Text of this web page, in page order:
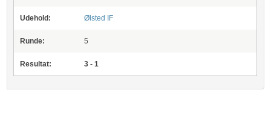
Udehold: Ølsted IF
Runde: 5
Resultat: 3 - 1